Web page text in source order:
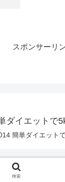
スポンサーリ
ダイエットで
簡単ダイエット
検索